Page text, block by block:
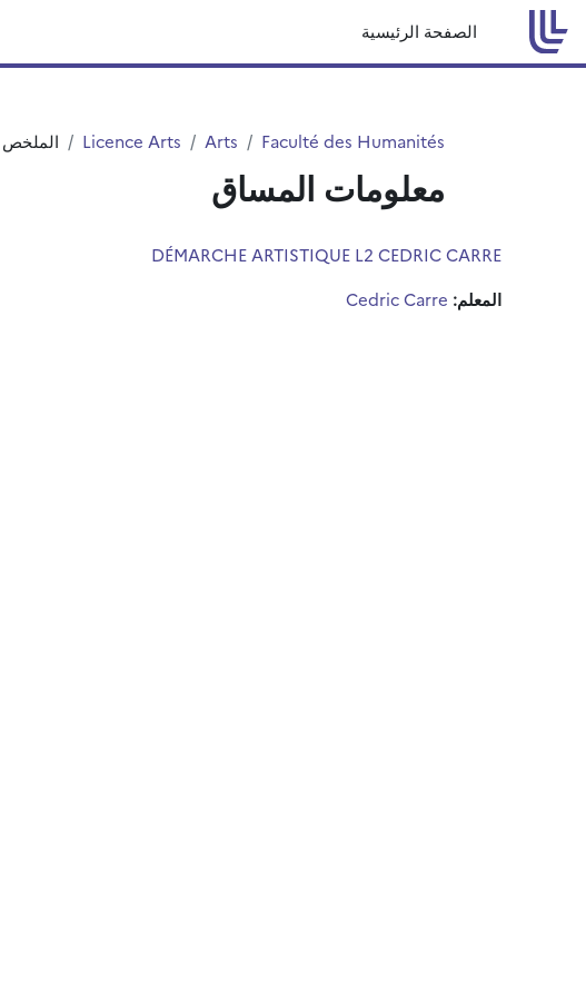
تخطى إلى المحتوى الرئيسي
الصفحة الرئيسية
Faculté des Humanités
Arts
Licence Arts الملخص
معلومات المساق
DÉMARCHE ARTISTIQUE L2 CEDRIC CARRE
المعلم: Cedric Carre